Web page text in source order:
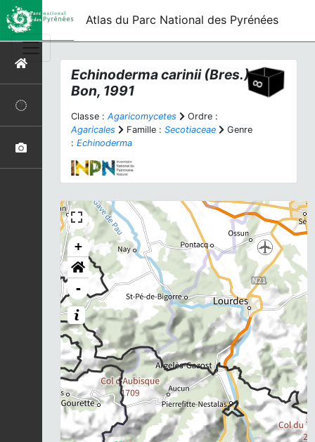
Atlas du Parc National des Pyrénées
Echinoderma carinii(Bres.)
Bon, 1991
Classe : Agaricomycetes
Ordre :
Agaricales
Famille : Secotiaceae
Genre
: Echinoderma
+
-